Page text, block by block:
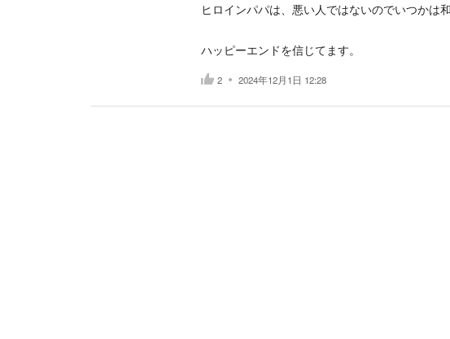
ヒロインパパは、悪い人ではないのでいつかは
ハッピーエンドを信じてます。
2 2024年12月1日 12:28